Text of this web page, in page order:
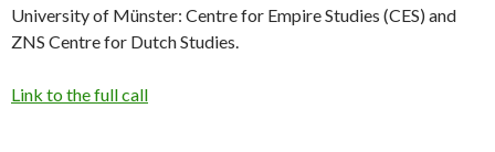
University of Münster: Centre for Empire Studies (CES) and
ZNS Centre for Dutch Studies.
Link to the full call